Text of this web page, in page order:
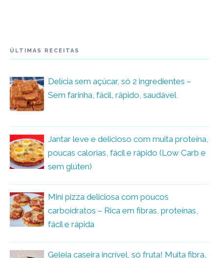
ÚLTIMAS RECEITAS
Delícia sem açúcar, só 2 ingredientes –
Sem farinha, fácil, rápido, saudável
Jantar leve e delicioso com muita proteína,
poucas calorias, fácil e rápido (Low Carb e
sem glúten)
Mini pizza deliciosa com poucos
carboidratos – Rica em fibras, proteínas,
fácil e rápida
Geleia caseira incrível, só fruta! Muita fibra,